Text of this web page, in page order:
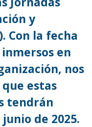
y
Con la fecha
en
nos
estas
tendrán
de 2025.